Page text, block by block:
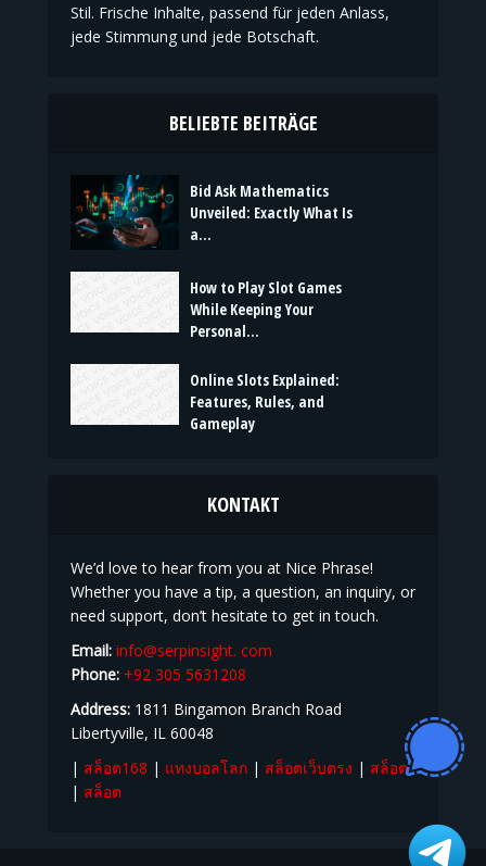
Stil. Frische Inhalte, passend für jeden Anlass,
jede Stimmung und jede Botschaft.
BELIEBTE BEITRÄGE
Bid Ask Mathematics
Unveiled: Exactly What Is
a...
How to Play Slot Games
While Keeping Your
Personal...
Online Slots Explained:
Features, Rules, and
Gameplay
KONTAKT
We’d love to hear from you at Nice Phrase!
Whether you have a tip, a question, an inquiry, or
need support, don’t hesitate to get in touch.
Email: info@serpinsight. com
Phone: +92 305 5631208
Address: 1811 Bingamon Branch Road
Libertyville, IL 60048
| สล็อต168 | แทงบอลโลก | สล็อตเว็บตรง | สล็อต
| สล็อต